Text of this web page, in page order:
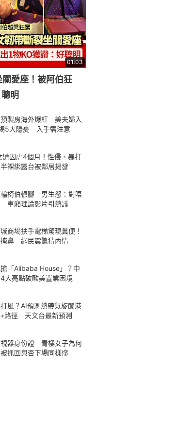
01:03
愛座！被阿伯狂
明
製房海外爆紅 美夫婦入
5大隱憂 入手需注意
囚虐4個月！性侵、暴打
裸綁露台被鄰居揭發
椅伯輾腳 男生怒：對唔
車廂理論影片引熱議
商場扶手電梯驚現糞便！
掩鼻 網民震驚猜內情
「Alibaba House」？中
大亮點破歐美置業困境
風？AI預測熱帶氣旋闖港
路徑 天文台最新預測
器身份證 青樓女子為何
抓回與否下場同樣慘